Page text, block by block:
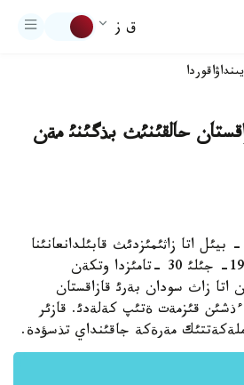
ق ز
اقوردا
حالقئنئث بذگئنئ مةن
اتا زاثئمئزدئث قابئلدانعانئنا
16 جئل تولئپ وتئر. 1995- جئلئ 30 -تامئزدا وتكةن
اتا زاث سودان بةرئ قازاقستان
قئزمةت ةتئپ كةلةدئ. قازئر
مةرةكة جاقئنداي تذسؤدة.